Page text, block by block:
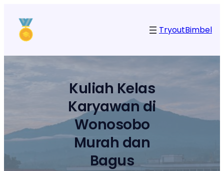
konten
TryoutBimbel
Kuliah Kelas
Karyawan di
Wonosobo
Murah dan
Bagus